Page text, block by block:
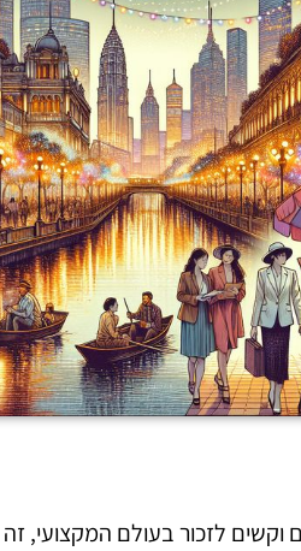
לזכור בעולם המקצועי,